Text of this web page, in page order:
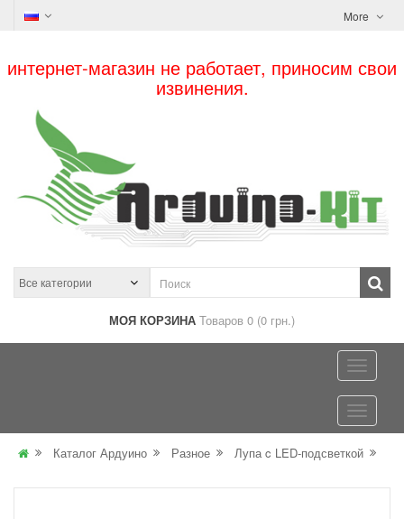
More
интернет-магазин не работает, приносим свои
извинения.
МОЯ КОРЗИНА Товаров 0 (0 грн.)
Каталог Ардуино Разное Лупа c LED-подсветкой